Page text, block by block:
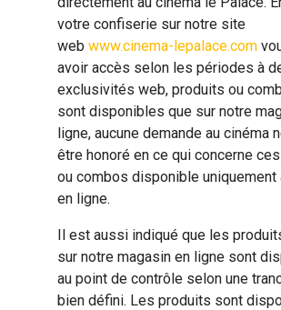
votre confiserie sur notre site
web www.cinema-lepalace.com
avoir accès selon les périodes à
exclusivités web, produits ou
sont disponibles que sur notre
ligne, aucune demande au cinéma
être honoré en ce qui concerne
ou combos disponible uniquement
en ligne.
Il est aussi indiqué que les
sur notre magasin en ligne sont
au point de contrôle selon une
bien défini. Les produits sont